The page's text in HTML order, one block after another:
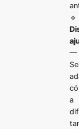
🔹
—
Se
a